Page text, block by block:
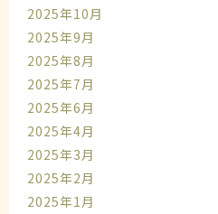
2025年10月
2025年9月
2025年8月
2025年7月
2025年6月
2025年4月
2025年3月
2025年2月
2025年1月